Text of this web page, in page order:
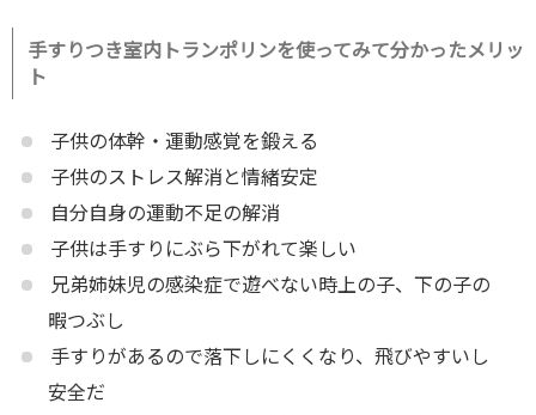
手すりつき室内トランポリンを使ってみて分かったメリッ
ト
子供の体幹・運動感覚を鍛える
子供のストレス解消と情緒安定
自分自身の運動不足の解消
子供は手すりにぶら下がれて楽しい
兄弟姉妹児の感染症で遊べない時上の子、下の子の
暇つぶし
手すりがあるので落下しにくくなり、飛びやすいし
安全だ